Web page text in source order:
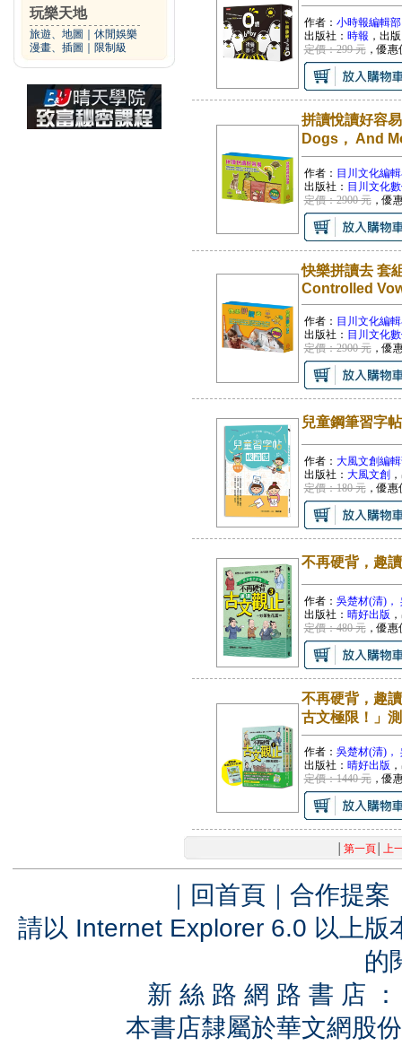
玩樂天地
旅遊、地圖
休閒娛樂
漫畫、插圖
限制級
作者： 小時報編輯部
出版社： 時報 ，出
定價：299 元，優惠
拼讀悅讀好容
Dogs， And
作者： 目川文化編
出版社： 目川文化
定價：2900 元，優
快樂拼讀去 套
Controlled
作者： 目川文化編
出版社： 目川文化
定價：2900 元，優
兒童鋼筆習字
作者： 大風文創編
出版社： 大風文創
定價：180 元，優惠
不再硬背，趣
作者： 吳楚材(清)，
出版社： 晴好出版
定價：480 元，優惠
不再硬背，趣
古文極限！」
作者： 吳楚材(清)，
出版社： 晴好出版
定價：1440 元，優
第一頁│ 上
｜ 回首頁 ｜ 合作提案
請以 Internet Explorer 6.0 以上
的
新 絲 路 網 路 書 店
本書店隸屬於華文網股